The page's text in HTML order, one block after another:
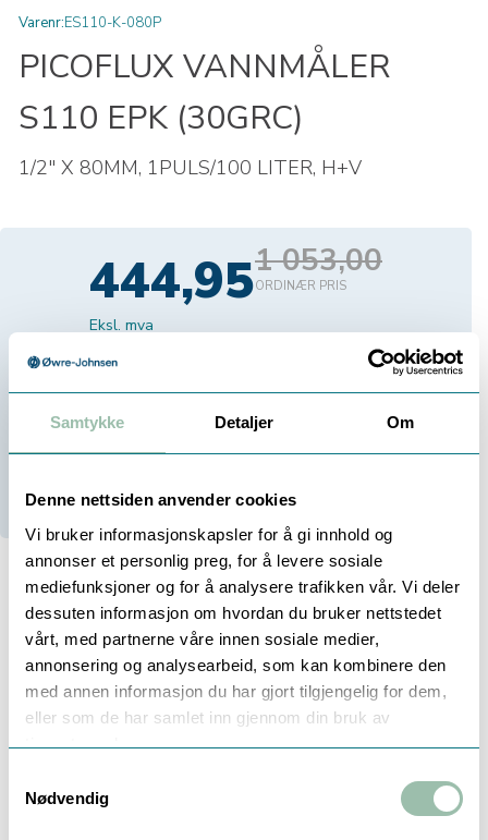
Samtykke Detaljer Om
Denne nettsiden anvender cookies
Vi bruker informasjonskapsler for å gi innhold og
annonser et personlig preg, for å levere sosiale
mediefunksjoner og for å analysere trafikken vår. Vi deler
dessuten informasjon om hvordan du bruker nettstedet
vårt, med partnerne våre innen sosiale medier,
annonsering og analysearbeid, som kan kombinere den
med annen informasjon du har gjort tilgjengelig for dem,
eller som de har samlet inn gjennom din bruk av
tjenestene deres.
Nødvendig
Varenr:ES110-K-080P
PICOFLUX VANNMÅLER
S110 EPK (30GRC)
1/2" X 80MM, 1PULS/100 LITER, H+V
444,95
Eksl. mva
1 053,00
ORDINÆR PRIS
- +
20+Stk i Trondheim
Beskrivelse Dokumentasjon Teknisk info
LITEN KOMPAKT
KALDTVANNSMÅLER TYPE S110 -
EFK